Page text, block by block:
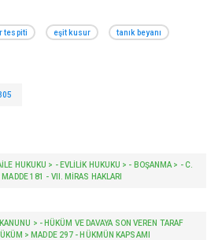
tespiti eşit kusur tanık beyanı
HUKUKU > - EVLİLİK HUKUKU > - BOŞANMA > - C.
MADDE 181 - VII. MIRAS HAKLARI
> - HÜKÜM VE DAVAYA SON VEREN TARAF
> MADDE 297 - HÜKMÜN KAPSAMI